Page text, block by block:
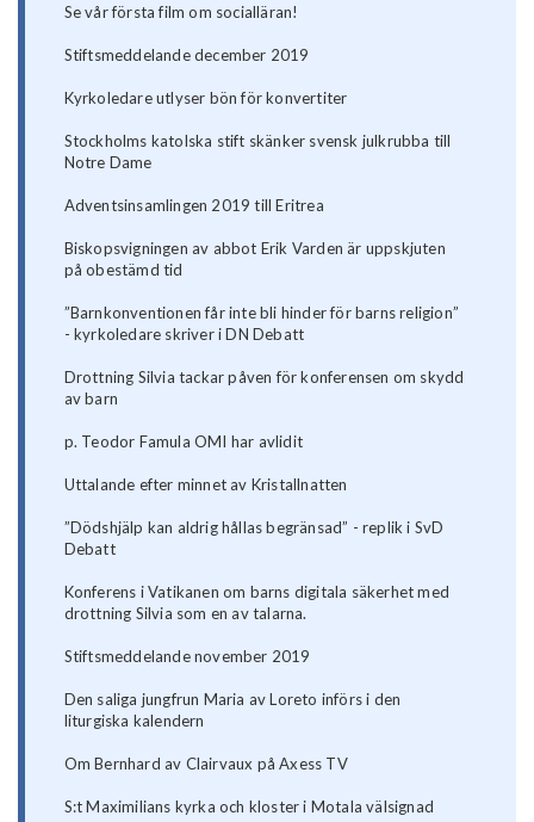
Se vår första film om socialläran!
Stiftsmeddelande december 2019
Kyrkoledare utlyser bön för konvertiter
Stockholms katolska stift skänker svensk julkrubba till
Notre Dame
Adventsinsamlingen 2019 till Eritrea
Biskopsvigningen av abbot Erik Varden är uppskjuten
på obestämd tid
”Barnkonventionen får inte bli hinder för barns religion”
- kyrkoledare skriver i DN Debatt
Drottning Silvia tackar påven för konferensen om skydd
av barn
p. Teodor Famula OMI har avlidit
Uttalande efter minnet av Kristallnatten
”Dödshjälp kan aldrig hållas begränsad” - replik i SvD
Debatt
Konferens i Vatikanen om barns digitala säkerhet med
drottning Silvia som en av talarna.
Stiftsmeddelande november 2019
Den saliga jungfrun Maria av Loreto införs i den
liturgiska kalendern
Om Bernhard av Clairvaux på Axess TV
S:t Maximilians kyrka och kloster i Motala välsignad